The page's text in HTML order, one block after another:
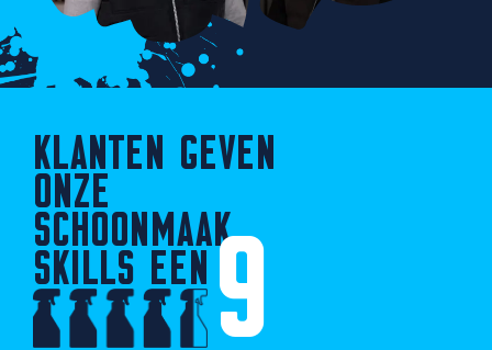
KLANTEN GEVEN
ONZE
SCHOONMAAK
SKILLS EEN 9